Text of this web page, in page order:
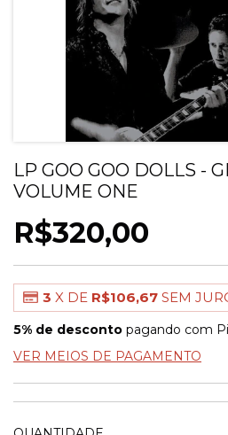
LP GOO GOO DOLLS -
VOLUME ONE
R$320,00
3 X DE R$106,67 SEM
5% de desconto pagando com
VER MEIOS DE PAGAMENTO